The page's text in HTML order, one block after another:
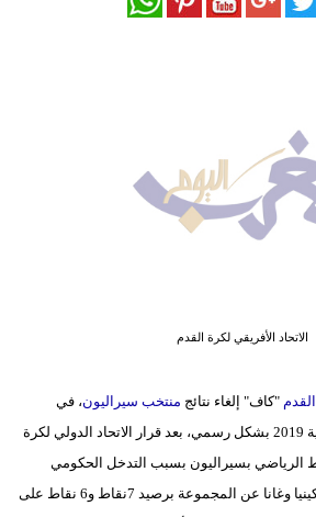
أزياء
إسلامية
الاتحاد الأفريقي لكرة القدم
القدم"كاف" إلغاء نتائج منتخب سيراليون، في
تصفيات كأس الأمم الأفريقية 2019 بشكل رسمي، بعد قرار الاتحاد الدولي لكرة
الرياضي بسيراليون بسبب التدخل الحكومي
وتأهل بذلك رسميًا منتخبي كينيا وغانا عن المجموعة برصيد 7نقاط و6 نقاط على